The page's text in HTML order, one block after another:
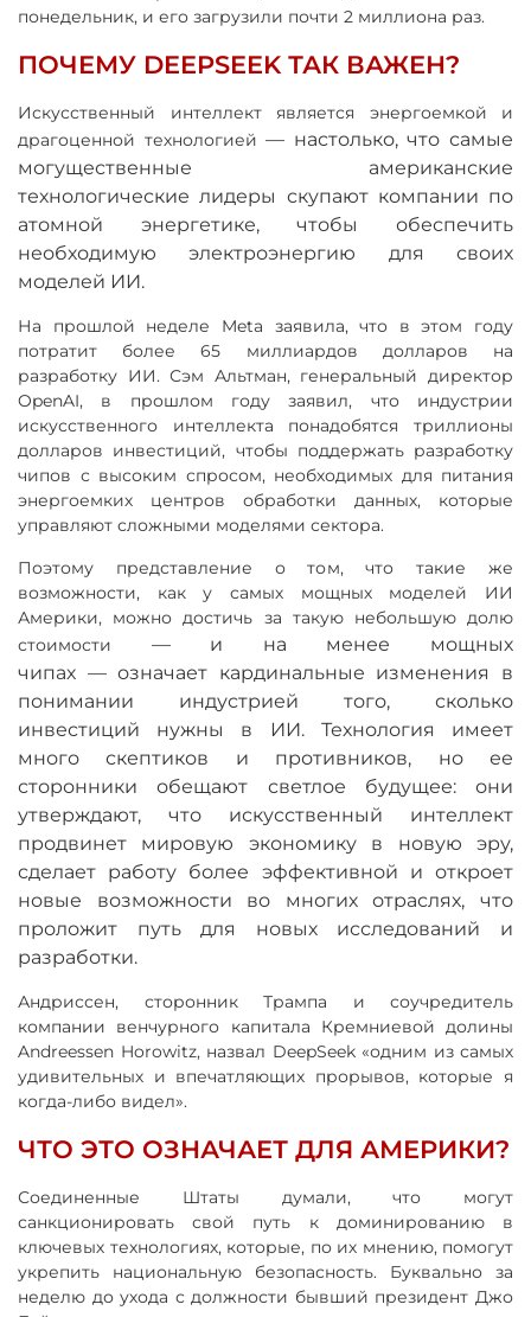
понедельник, и его загрузили почти 2 миллиона раз.
ПОЧЕМУ DEEPSEEK ТАК ВАЖЕН?
Искусственный интеллект является энергоемкой и
драгоценной технологией— настолько, что самые
могущественные американские
технологические лидеры скупают компании по
атомной энергетике, чтобы обеспечить
необходимую электроэнергию для своих
моделей ИИ.
На прошлой неделе Meta заявила, что в этом году
потратит более 65 миллиардов долларов на
разработку ИИ. Сэм Альтман, генеральный директор
OpenAI, в прошлом году заявил, что индустрии
искусственного интеллекта понадобятся триллионы
долларов инвестиций, чтобы поддержать разработку
чипов с высоким спросом, необходимых для питания
энергоемких центров обработки данных, которые
управляют сложными моделями сектора.
Поэтому представление о том, что такие же
возможности, как у самых мощных моделей ИИ
Америки, можно достичь за такую небольшую долю
стоимости —и на менее мощных
чипах —означает кардинальные изменения в
понимании индустрией того, сколько
инвестиций нужны в ИИ. Технология имеет
много скептиков и противников, но ее
сторонники обещают светлое будущее: они
утверждают, что искусственный интеллект
продвинет мировую экономику в новую эру,
сделает работу более эффективной и откроет
новые возможности во многих отраслях, что
проложит путь для новых исследований и
разработки.
Андриссен, сторонник Трампа и соучредитель
компании венчурного капитала Кремниевой долины
Andreessen Horowitz, назвал DeepSeek «одним из самых
удивительных и впечатляющих прорывов, которые я
когда-либо видел».
ЧТО ЭТО ОЗНАЧАЕТ ДЛЯ АМЕРИКИ?
Соединенные Штаты думали, что могут
санкционировать свой путь к доминированию в
ключевых технологиях, которые, по их мнению, помогут
укрепить национальную безопасность. Буквально за
неделю до ухода с должности бывший президент Джо